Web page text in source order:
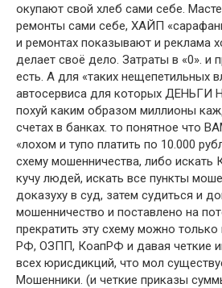
окупают свой хлеб сами себе.
ремонты сами себе, ХАЙП
и ремонтах показывают и реклама
делает своё дело. Затраты в «0». и
есть. А для «таких нещепетильных
автосервиса для которых ДЕНЬГИ
похуй каким образом миллионы
счетах в банках. то понятное что
«лохом и тупо платить по 10.000
схему мошенничества, либо искать
кучу людей, искать все пункты
доказуху в суд, затем судиться и
мошенничество и поставлено на
прекратить эту схему можно
РФ, ОЗПП, КоапРФ и давая четкие
всех юрисдикций, что мол
Мошенники. (и четкие приказы